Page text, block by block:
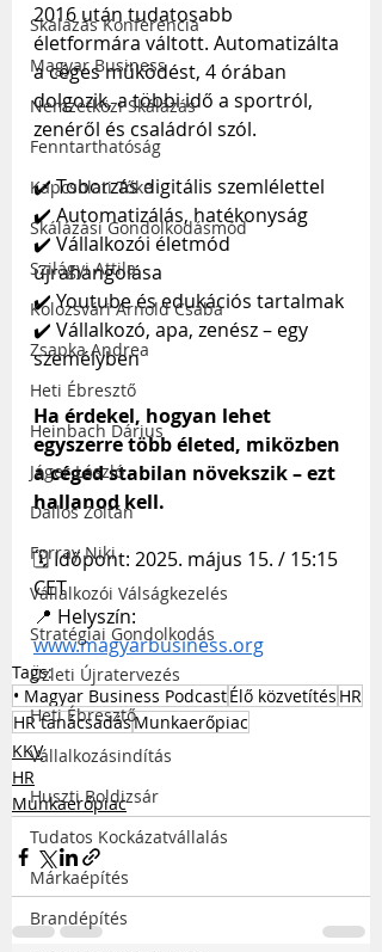
Skálázás Konferencia
Magyar Business
Nemzetközi Skálázás
Fenntarthatóság
Kapcsolati Tőke
Skálázási Gondolkodásmód
Szilágyi Attila
Kolozsvári Arnold Csaba
Zsapka Andrea
Heti Ébresztő
Heinbach Dárius
Jáger László
Dallos Zoltán
Forray Niki
Vállalkozói Válságkezelés
Stratégiai Gondolkodás
Üzleti Újratervezés
Heti Ébresztő
Vállalkozásindítás
Huszti Boldizsár
Tudatos Kockázatvállalás
Márkaépítés
Brandépítés
2016 után tudatosabb
életformára váltott. Automatizálta
a céges működést, 4 órában
dolgozik, a többi idő a sportról,
zenéről és családról szól.
✔️ Toborzás digitális szemlélettel
✔️ Automatizálás, hatékonyság
✔️ Vállalkozói életmód
újrahangolása
✔️ Youtube és edukációs tartalmak
✔️ Vállalkozó, apa, zenész – egy
személyben
Ha érdekel, hogyan lehet
egyszerre több életed, miközben
a céged stabilan növekszik – ezt
hallanod kell.
🗓️ Időpont: 2025. május 15. / 15:15
CET
📍 Helyszín:
www.magyarbusiness.org
Tags:
• Magyar Business PodcastÉlő közvetítés HR
HR tanácsadásMunkaerőpiac
KKV
HR
Munkaerőpiac